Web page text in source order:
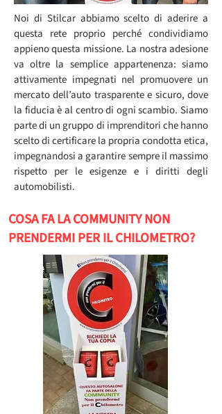
Noi di Stilcar abbiamo scelto di aderire a
questa rete proprio perché condividiamo
appieno questa missione. La nostra adesione
va oltre la semplice appartenenza: siamo
attivamente impegnati nel promuovere un
mercato dell’auto trasparente e sicuro, dove
la fiducia è al centro di ogni scambio. Siamo
parte di un gruppo di imprenditori che hanno
scelto di certificare la propria condotta etica,
impegnandosi a garantire sempre il massimo
rispetto per le esigenze e i diritti degli
automobilisti.
COSA FA LA COMMUNITY NON
PRENDERMI PER IL CHILOMETRO?